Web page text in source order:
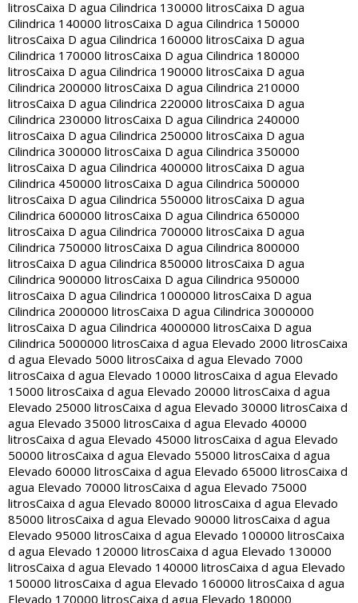
litrosCaixa D agua Cilindrica 130000 litrosCaixa D agua
Cilindrica 140000 litrosCaixa D agua Cilindrica 150000
litrosCaixa D agua Cilindrica 160000 litrosCaixa D agua
Cilindrica 170000 litrosCaixa D agua Cilindrica 180000
litrosCaixa D agua Cilindrica 190000 litrosCaixa D agua
Cilindrica 200000 litrosCaixa D agua Cilindrica 210000
litrosCaixa D agua Cilindrica 220000 litrosCaixa D agua
Cilindrica 230000 litrosCaixa D agua Cilindrica 240000
litrosCaixa D agua Cilindrica 250000 litrosCaixa D agua
Cilindrica 300000 litrosCaixa D agua Cilindrica 350000
litrosCaixa D agua Cilindrica 400000 litrosCaixa D agua
Cilindrica 450000 litrosCaixa D agua Cilindrica 500000
litrosCaixa D agua Cilindrica 550000 litrosCaixa D agua
Cilindrica 600000 litrosCaixa D agua Cilindrica 650000
litrosCaixa D agua Cilindrica 700000 litrosCaixa D agua
Cilindrica 750000 litrosCaixa D agua Cilindrica 800000
litrosCaixa D agua Cilindrica 850000 litrosCaixa D agua
Cilindrica 900000 litrosCaixa D agua Cilindrica 950000
litrosCaixa D agua Cilindrica 1000000 litrosCaixa D agua
Cilindrica 2000000 litrosCaixa D agua Cilindrica 3000000
litrosCaixa D agua Cilindrica 4000000 litrosCaixa D agua
Cilindrica 5000000 litrosCaixa d agua Elevado 2000 litrosCaixa
d agua Elevado 5000 litrosCaixa d agua Elevado 7000
litrosCaixa d agua Elevado 10000 litrosCaixa d agua Elevado
15000 litrosCaixa d agua Elevado 20000 litrosCaixa d agua
Elevado 25000 litrosCaixa d agua Elevado 30000 litrosCaixa d
agua Elevado 35000 litrosCaixa d agua Elevado 40000
litrosCaixa d agua Elevado 45000 litrosCaixa d agua Elevado
50000 litrosCaixa d agua Elevado 55000 litrosCaixa d agua
Elevado 60000 litrosCaixa d agua Elevado 65000 litrosCaixa d
agua Elevado 70000 litrosCaixa d agua Elevado 75000
litrosCaixa d agua Elevado 80000 litrosCaixa d agua Elevado
85000 litrosCaixa d agua Elevado 90000 litrosCaixa d agua
Elevado 95000 litrosCaixa d agua Elevado 100000 litrosCaixa
d agua Elevado 120000 litrosCaixa d agua Elevado 130000
litrosCaixa d agua Elevado 140000 litrosCaixa d agua Elevado
150000 litrosCaixa d agua Elevado 160000 litrosCaixa d agua
Elevado 170000 litrosCaixa d agua Elevado 180000